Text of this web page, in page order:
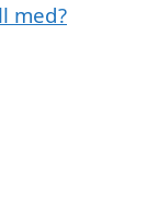
med?